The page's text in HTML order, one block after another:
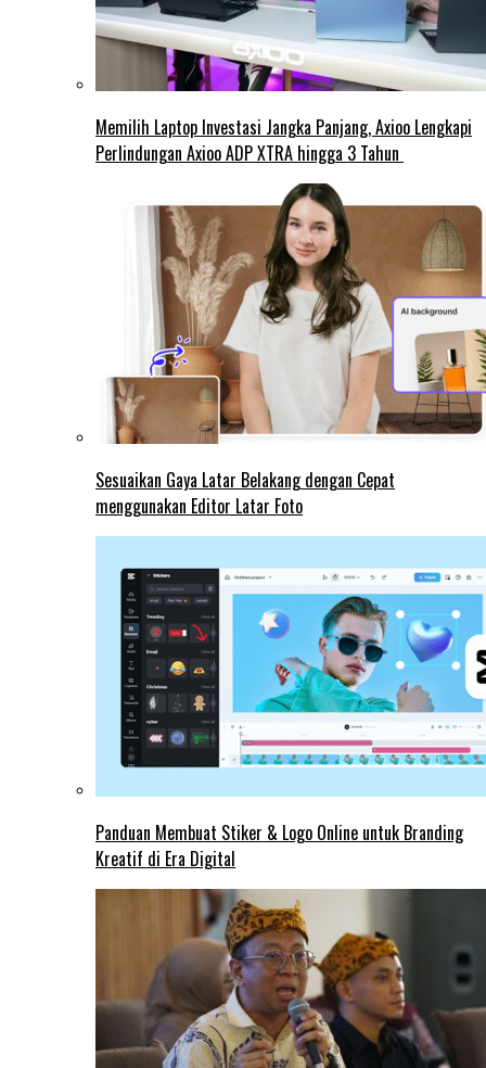
Memilih Laptop Investasi Jangka Panjang, Axioo Lengkapi
Perlindungan Axioo ADP XTRA hingga 3 Tahun
Sesuaikan Gaya Latar Belakang dengan Cepat
menggunakan Editor Latar Foto
Panduan Membuat Stiker & Logo Online untuk Branding
Kreatif di Era Digital